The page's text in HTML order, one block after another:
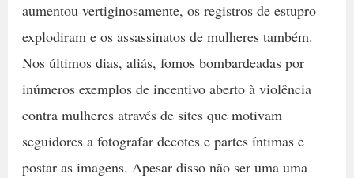
aumentou vertiginosamente, os registros de estupro
explodiram e os assassinatos de mulheres também.
Nos últimos dias, aliás, fomos bombardeadas por
inúmeros exemplos de incentivo aberto à violência
contra mulheres através de sites que motivam
seguidores a fotografar decotes e partes íntimas e
postar as imagens. Apesar disso não ser uma uma